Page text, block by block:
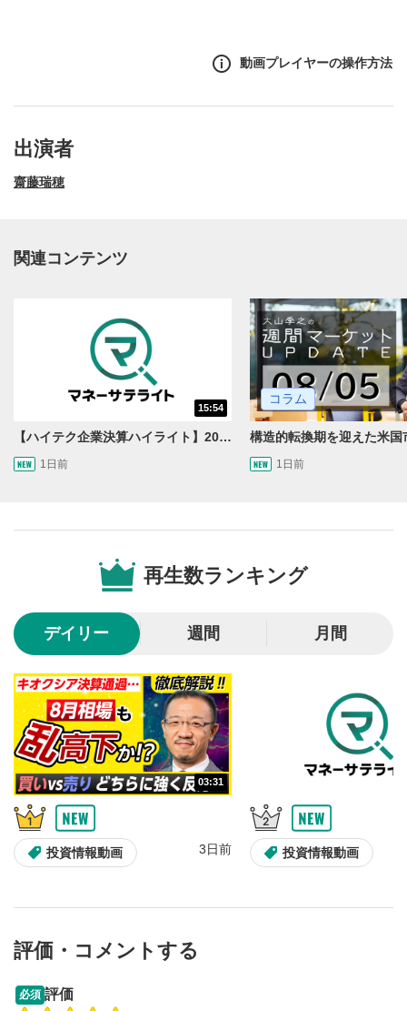
動画プレイヤーの操作方法
動画再生エリア
動画再生エリアをクリックすると、動画を再生または
一時停止します。
2
再生/一時停止
動画を再生または一時停止します。
10秒戻し/10秒送り
10秒、動画を巻き戻し/早送りします。
シークバー
再生位置を示しています。再生したい位置をクリック
するとその位置から動画が再生されます。
6
画質/再生速度の設定
画質の選択/再生速度の変更ができます。
7
音量調整
スライダーを上下すると音量が調整できます。
8
全画面表示
出演者
齋藤瑞穂
関連コンテンツ
15:54
【ハイテク企業決算ハイライト】2027年分のメモリに売切れ報道!?＜米国マーケットダイジェスト8/5号＞
1日前
コラム
1日前
再生数ランキング
デイリー 週間 月間
03:31
投資情報動画 3日前 投資情報動画
評価・コメントする
必須 評価